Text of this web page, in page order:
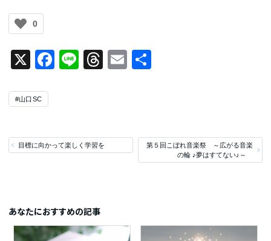
0
X Facebook
LineThreads
Email
#山口SC
目標に向かって楽しく学習を
第５回こぼれ音楽祭 ～広がる音楽
の輪 ♪夢はすてない♪～
あなたにおすすめの記事